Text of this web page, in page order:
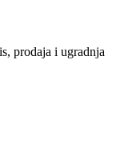
prodaja i ugradnja